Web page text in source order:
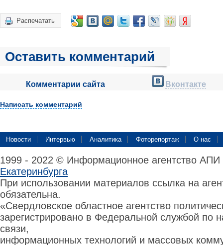
Распечатать
Оставить комментарий
Комментарии сайта Вконтакте
Написать комментарий
Новости Интервью Аналитика Фоторепортаж О нас
1999 - 2022 © Информационное агентство
Екатеринбурга
При использовании материалов ссылка на
обязательна.
«Свердловское областное агентство
зарегистрировано в Федеральной службой по
связи,
информационных технологий и массовых